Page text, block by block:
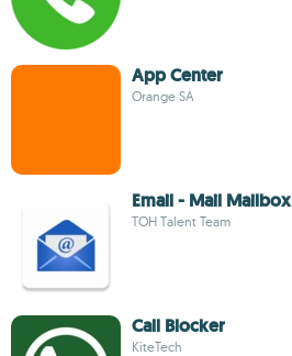
App Center
Orange SA
Email - Mail Mailbox
TOH Talent Team
Call Blocker
KiteTech